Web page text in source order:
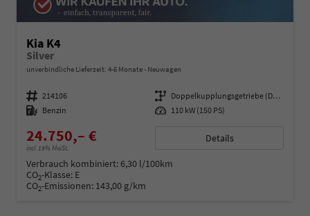
Kia K4
Silver
unverbindliche Lieferzeit: 4-6 Monate Neuwagen
Fahrzeugnummer 214106 Getriebe
Doppelkupplungsgetriebe (DSG)
Kraftstoff Benzin Leistung 110 kW (150 PS)
24.750,– €
incl. 19% MwSt.
Details
Verbrauch kombiniert:6,30 l/100km
CO2-Klasse: E
CO2-Emissionen: 143,00 g/km